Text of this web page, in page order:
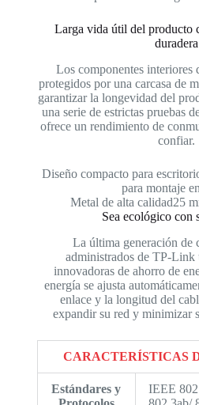
Larga vida útil del producto
duradera
Los componentes interiores
protegidos por una carcasa de
garantizar la longevidad del
una serie de estrictas pruebas
ofrece un rendimiento de
confiar.
Diseño compacto para
paramontaje
Metal de alta calidad25
Sea ecológico con
La última generación de
administrados de TP-Link
innovadoras de ahorro de
energía se ajusta
enlace y la longitud del
expandir su red y minimizar
CARACTERÍSTICAS
Estándares y
IEEE